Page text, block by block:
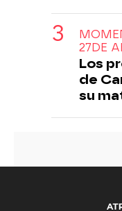
27DE
Los
de
su